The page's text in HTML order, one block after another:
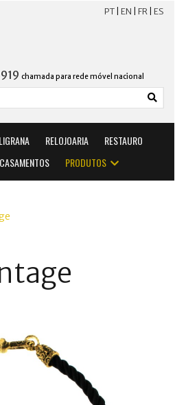
PT EN FR ES
chamada para rede móvel nacional
RELOJOARIA
RESTAURO
CASAMENTOS PRODUTOS